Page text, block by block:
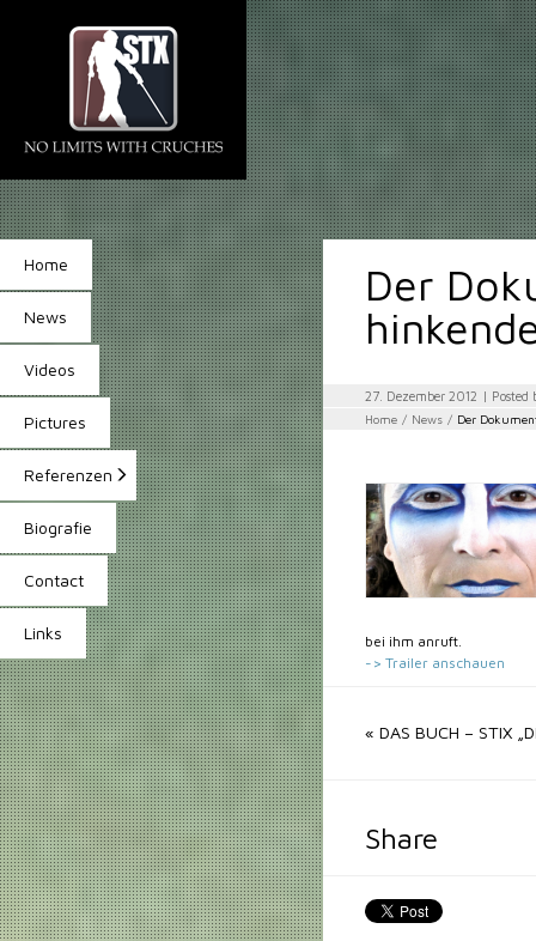
Home
News
Videos
Pictures
Referenzen
Biografie
Contact
Links
Der
27. Dezember 2012 | Posted
Home / News / Der
bei ihm anruft.
-> Trailer anschauen
« DAS BUCH – STIX
Share